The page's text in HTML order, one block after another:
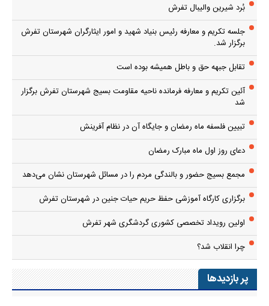
بُرد شیرین والیبال تفرش
جلسه تکریم و معارفه رئیس بنیاد شهید و امور ایثارگران شهرستان تفرش
برگزار شد.
تقابل جبهه حق و باطل همیشه بوده است
آئین تکریم و معارفه فرمانده ناحیه مقاومت بسیج شهرستان تفرش برگزار
شد
تبیین فلسفه ماه رمضان و جایگاه آن در نظام آفرینش
دعای روز اول ماه مبارک رمضان
مجمع بسیج حضور و بالندگی مردم را در مسائل شهرستان نشان می‌دهد
برگزاری کارگاه آموزشی حفظ حریم حیات جنین در شهرستان تفرش
اولین رویداد تخصصی کشوری گردشگری شهر تفرش
چرا انقلاب شد؟
پر بازدیدها